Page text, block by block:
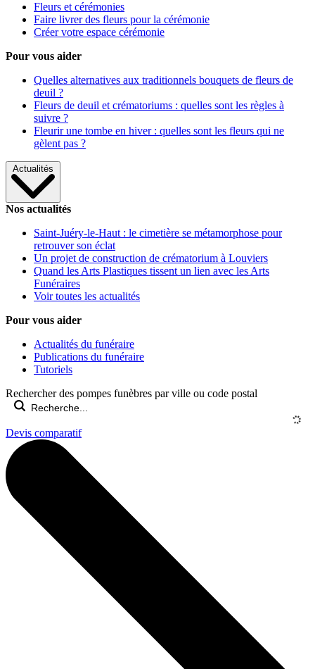
Fleurs et cérémonies
Faire livrer des fleurs pour la cérémonie
Créer votre espace cérémonie
Pour vous aider
Quelles alternatives aux traditionnels bouquets de fleurs de
deuil ?
Fleurs de deuil et crématoriums : quelles sont les règles à
suivre ?
Fleurir une tombe en hiver : quelles sont les fleurs qui ne
gèlent pas ?
Actualités
Nos actualités
Saint-Juéry-le-Haut : le cimetière se métamorphose pour
retrouver son éclat
Un projet de construction de crématorium à Louviers
Quand les Arts Plastiques tissent un lien avec les Arts
Funéraires
Voir toutes les actualités
Pour vous aider
Actualités du funéraire
Publications du funéraire
Tutoriels
Rechercher des pompes funèbres par ville ou code postal
Devis comparatif